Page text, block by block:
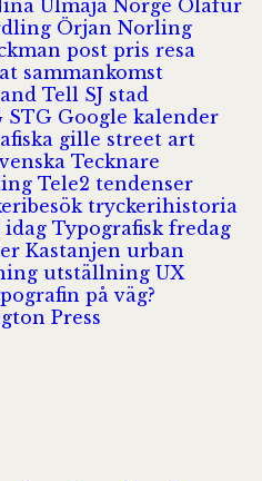
Ulmaja Norge Olafur
Örjan Norling
post pris resa
sammankomst
Tell SJ stad
STG Google kalender
gille street art
Tecknare
Tele2 tendenser
tryckerihistoria
idag Typografisk fredag
Kastanjen urban
utställning UX
på väg?
Press